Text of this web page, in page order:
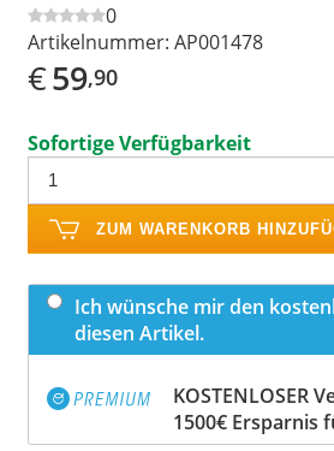
0
Artikelnummer: AP001478
€59,90
Sofortige Verfügbarkeit
ZUM WARENKORB
Ich wünsche mir den
diesen Artikel.
KOSTENLOSER
1500€ Ersparnis